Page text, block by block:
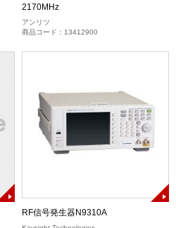
2170MHz
アンリツ
商品コード：13412900
RF信号発生器N9310A